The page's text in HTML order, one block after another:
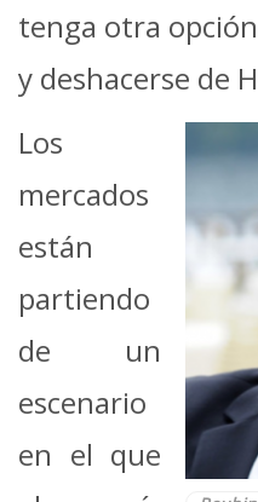
tenga otra
y deshacerse de
Los
mercados
están
partiendo
de un
escenario
en el que